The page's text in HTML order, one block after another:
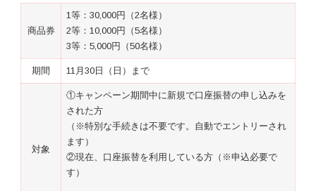
商品券
1等：30,000円（2名様）
2等：10,000円（5名様）
3等：5,000円（50名様）
期間 11月30日（日）まで
対象
①キャンペーン期間中に新規で口座振替の申し込みを
された方
（※特別な手続きは不要です。自動でエントリーされ
ます）
②現在、口座振替を利用している方（※申込必要で
す）